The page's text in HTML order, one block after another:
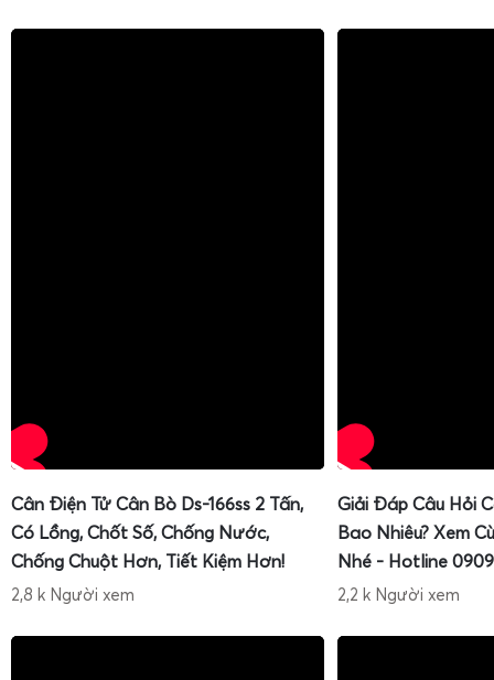
Cân Điện Tử Cân Bò Ds-166ss 2 Tấn,
Có Lồng, Chốt Số, Chống Nước,
Chống Chuột Hơn, Tiết Kiệm Hơn!
2,8 k Người xem
Giải Đáp Câu Hỏi
Bao Nhiêu? Xem
Nhé - Hotline
2,2 k Người xem